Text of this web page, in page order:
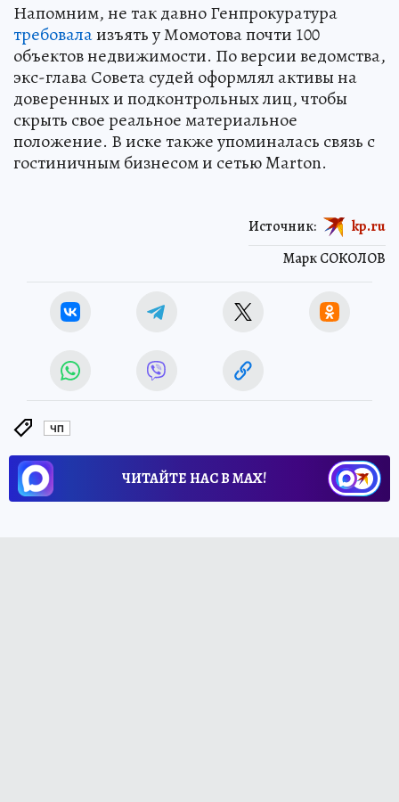
Напомним, не так давно Генпрокуратура
требовалаизъять у Момотова почти 100
объектов недвижимости. По версии ведомства,
экс-глава Совета судей оформлял активы на
доверенных и подконтрольных лиц, чтобы
скрыть свое реальное материальное
положение. В иске также упоминалась связь с
гостиничным бизнесом и сетью Marton.
Марк СОКОЛОВ
Источник: kp.ru
ЧП
ЧИТАЙТЕ НАС В МАХ!